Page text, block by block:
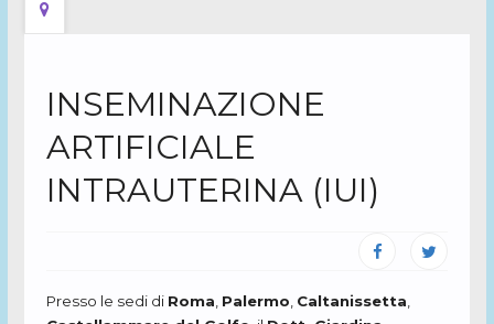
INSEMINAZIONE
ARTIFICIALE
INTRAUTERINA (IUI)
Presso le sedi di Roma Palermo Caltanissetta